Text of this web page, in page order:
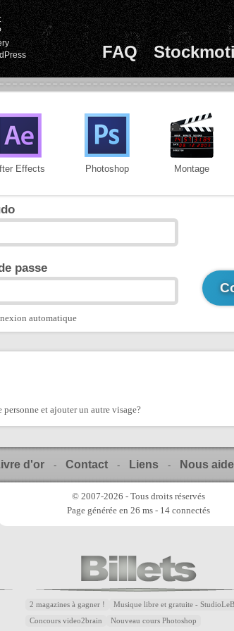
FAQ
Effects Photoshop Montage
passe
automatique
et ajouter un autre visage?
d'or - Contact - Liens - Nous
© 2007-2026 - Tous droits réservés
Page générée en 26 ms - 14 connectés
2 magazines à gagner ! Musique libre et gratuite -
Concours video2brain Nouveau cours Photoshop